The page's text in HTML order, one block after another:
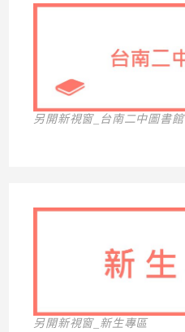
另開新視窗_台南二中圖書館
另開新視窗_新生專區